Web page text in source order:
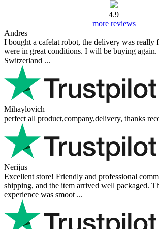
4.9
more reviews
Andres
I bought a cafelat robot, the delivery was really
were in great conditions. I will be buying
Switzerland ...
Mihaylovich
perfect all product,company,delivery, thanks
Nerijus
Excellent store! Friendly and professional
shipping, and the item arrived well packaged.
experience was smoot ...